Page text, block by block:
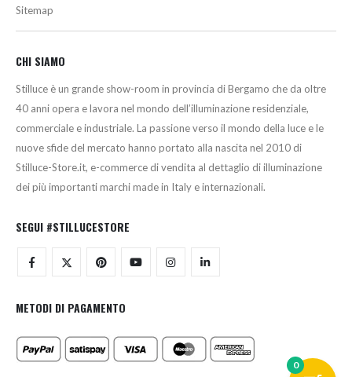
Sitemap
CHI SIAMO
Stilluce è un grande show-room in provincia di Bergamo che da oltre
40 anni opera e lavora nel mondo dell’illuminazione residenziale,
commerciale e industriale. La passione verso il mondo della luce e le
nuove sfide del mercato hanno portato alla nascita nel 2010 di
Stilluce-Store.it, e-commerce di vendita al dettaglio di illuminazione
dei più importanti marchi made in Italy e internazionali.
SEGUI #STILLUCESTORE
METODI DI PAGAMENTO
0